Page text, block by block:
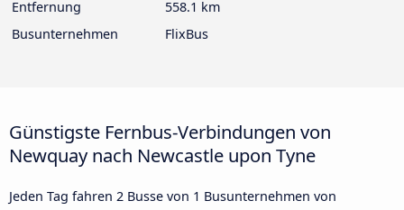
Entfernung
558.1 km
Busunternehmen
FlixBus
Günstigste Fernbus-Verbindungen von
Newquay nach Newcastle upon Tyne
Jeden Tag fahren 2 Busse von 1 Busunternehmen von